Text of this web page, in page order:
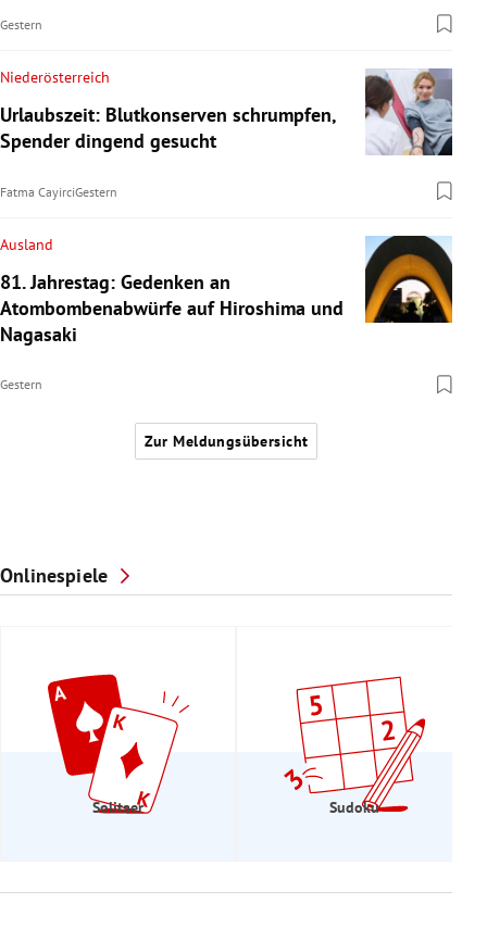
Gestern
Niederösterreich
Urlaubszeit: Blutkonserven schrumpfen,
Spender dingend gesucht
Fatma CayirciGestern
Ausland
81. Jahrestag: Gedenken an
Atombombenabwürfe auf Hiroshima und
Nagasaki
Gestern
Zur Meldungsübersicht
Onlinespiele
Solitaer Sudoku